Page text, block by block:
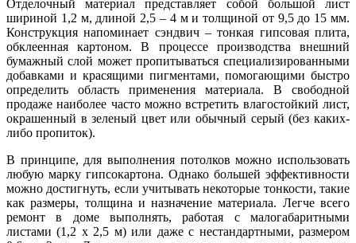
Отделочный материал представляет собой большой лист
шириной 1,2 м, длиной 2,5 – 4 м и толщиной от 9,5 до 15 мм.
Конструкция напоминает сэндвич – тонкая гипсовая плита,
обклеенная картоном. В процессе производства внешний
бумажный слой может пропитываться специализированными
добавками и красящими пигментами, помогающими быстро
определить область применения материала. В свободной
продаже наиболее часто можно встретить влагостойкий лист,
окрашенный в зеленый цвет или обычный серый (без каких-
либо пропиток).
В принципе, для выполнения потолков можно использовать
любую марку гипсокартона. Однако большей эффективности
можно достигнуть, если учитывать некоторые тонкости, такие
как размеры, толщина и назначение материала. Легче всего
ремонт в доме выполнять, работая с малогабаритными
листами (1,2 х 2,5 м) или даже с нестандартными, размером